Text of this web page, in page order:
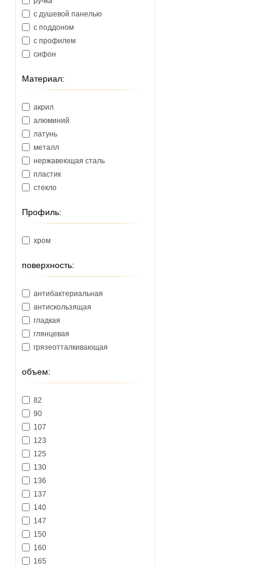
с душевой панелью
с поддоном
с профилем
сифон
Материал:
акрил
алюминий
латунь
металл
нержавеющая сталь
пластик
стекло
Профиль:
хром
поверхность:
антибактериальная
антискользящая
гладкая
глянцевая
грязеотталкивающая
объем:
82
90
107
123
125
130
136
137
140
147
150
160
165